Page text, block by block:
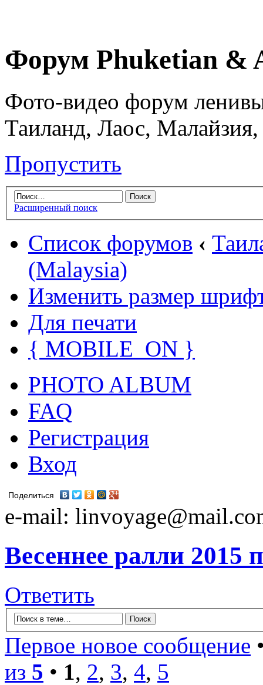
Форум Phuketian &
Фото-видео форум
Таиланд, Лаос,
Пропустить
Расширенный поиск
Список форумов ‹
(Malaysia)
Изменить размер
Для печати
{ MOBILE_ON }
PHOTO ALBUM
FAQ
Регистрация
Вход
Поделиться
e-mail:
Весеннее ралли 2015
Ответить
Первое новое сообщение
из 5 • 1, 2, 3, 4, 5